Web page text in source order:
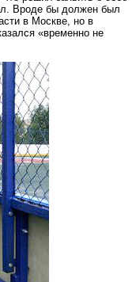
Вроде бы должен был
в Москве, но в
«временно не